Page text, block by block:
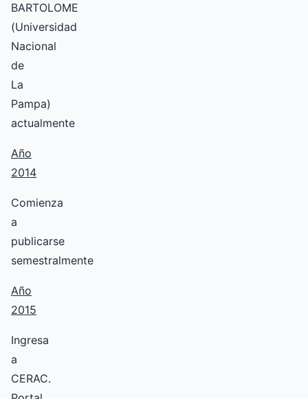
BARTOLOME
(Universidad
Nacional
de
La
Pampa)
actualmente
Año
2014
Comienza
a
publicarse
semestralmente
Año
2015
Ingresa
a
CERAC.